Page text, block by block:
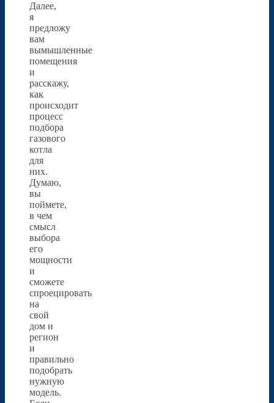
Далее,
я
предложу
вам
вымышленные
помещения
и
расскажу,
как
происходит
процесс
подбора
газового
котла
для
них.
Думаю,
вы
поймете,
в чем
смысл
выбора
его
мощности
и
сможете
спроецировать
на
свой
дом и
регион
и
правильно
подобрать
нужную
модель.